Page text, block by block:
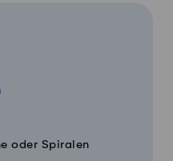
anzeigen
oder Spiralen